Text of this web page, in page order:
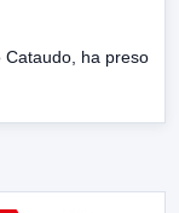
Cataudo, ha preso